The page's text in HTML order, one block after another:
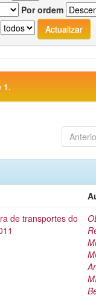
Por ordem
1.
de transportes do